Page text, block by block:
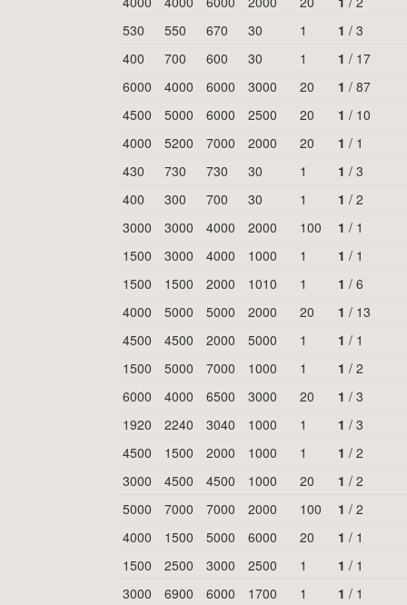
530
550 670 30 1 1 / 3
400
700 600 30 1 1 / 17
6000
4000 6000 3000 20 1 / 87
4500
5000 6000 2500 20 1 / 10
4000
5200 7000 2000 20 1 / 1
430
730 730 30 1 1 / 3
400
300 700 30 1 1 / 2
3000
3000 4000 2000 100 1 / 1
1500
3000 4000 1000 1 1 / 1
1500
1500 2000 1010 1 1 / 6
4000
5000 5000 2000 20 1 / 13
4500
4500 2000 5000 1 1 / 1
1500
5000 7000 1000 1 1 / 2
6000
4000 6500 3000 20 1 / 3
1920
2240 3040 1000 1 1 / 3
4500
1500 2000 1000 1 1 / 2
3000
4500 4500 1000 20 1 / 2
5000
7000 7000 2000 100 1 / 2
4000
1500 5000 6000 20 1 / 1
1500
2500 3000 2500 1 1 / 1
3000
6900 6000 1700 1 1 / 1